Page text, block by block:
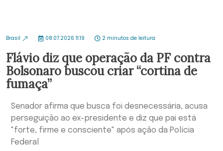
Brasil 08.07.2026 11:19 2 minutos de leitura
Flávio diz que operação da PF contra
Bolsonaro buscou criar “cortina de
fumaça”
Senador afirma que busca foi desnecessária, acusa
perseguição ao ex-presidente e diz que pai está
"forte, firme e consciente" após ação da Polícia
Federal